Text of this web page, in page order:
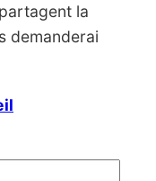
la
demanderai